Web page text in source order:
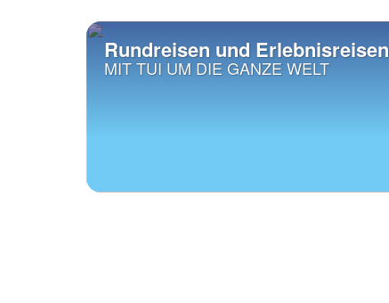
Rundreisen und Erlebnisreisen
MIT TUI UM DIE GANZE WELT